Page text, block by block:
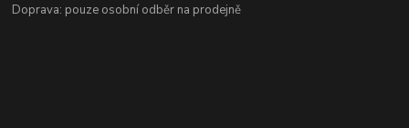
Doprava: pouze osobní odběr na prodejně